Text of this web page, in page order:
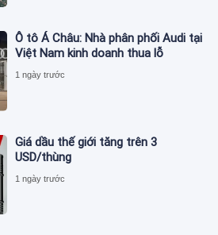
Ô tô Á Châu: Nhà phân phối Audi tại
Việt Nam kinh doanh thua lỗ
1 ngày trước
Giá dầu thế giới tăng trên 3
USD/thùng
1 ngày trước